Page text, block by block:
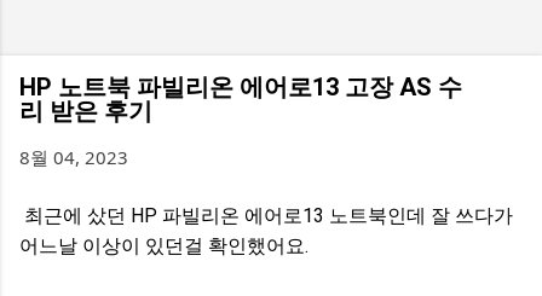
HP 노트북 파빌리온 에어로13 고장 AS 수
리 받은 후기
8월 04, 2023
최근에 샀던 HP 파빌리온 에어로13 노트북인데 잘 쓰다가
어느날 이상이 있던걸 확인했어요.